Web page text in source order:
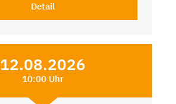
Detail
12.08.2026
10:00 Uhr